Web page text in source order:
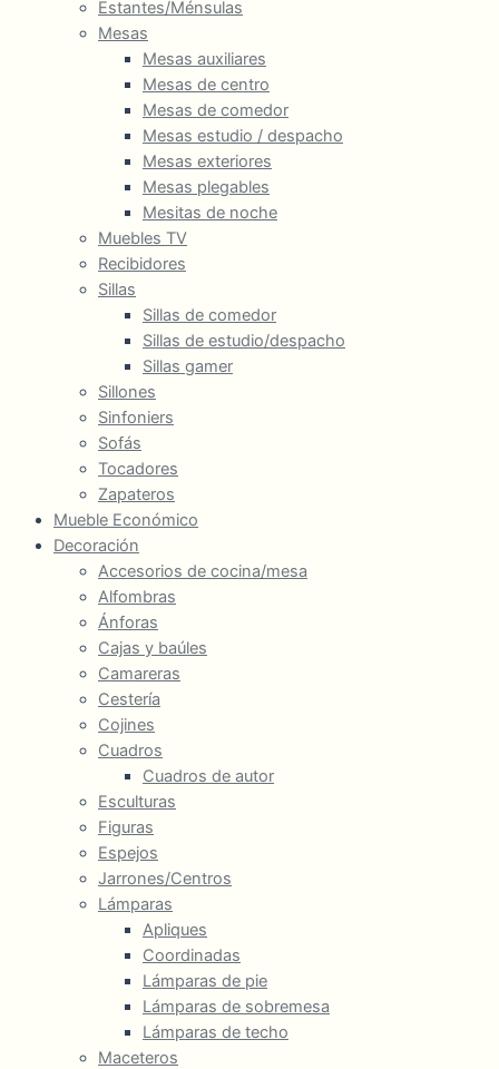
Estantes/Ménsulas
Mesas
Mesas auxiliares
Mesas de centro
Mesas de comedor
Mesas estudio / despacho
Mesas exteriores
Mesas plegables
Mesitas de noche
Muebles TV
Recibidores
Sillas
Sillas de comedor
Sillas de estudio/despacho
Sillas gamer
Sillones
Sinfoniers
Sofás
Tocadores
Zapateros
Mueble Económico
Decoración
Accesorios de cocina/mesa
Alfombras
Ánforas
Cajas y baúles
Camareras
Cestería
Cojines
Cuadros
Cuadros de autor
Esculturas
Figuras
Espejos
Jarrones/Centros
Lámparas
Apliques
Coordinadas
Lámparas de pie
Lámparas de sobremesa
Lámparas de techo
Maceteros